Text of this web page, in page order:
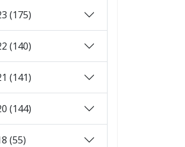
2023 (175)
2022 (140)
2021 (141)
2020 (144)
2018 (55)